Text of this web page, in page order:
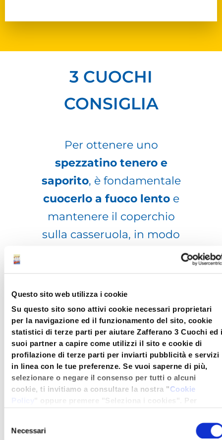
Questo sito web utilizza i cookie
Su questo sito sono attivi cookie necessari proprietari
per la navigazione ed il funzionamento del sito, cookie
statistici di terze parti per aiutare Zafferano 3 Cuochi ed
suoi partner a capire come utilizzi il sito e cookie di
profilazione di terze parti per inviarti pubblicità e servizi
in linea con le tue preferenze. Se vuoi saperne di più,
selezionare o negare il consenso per tutti o alcuni
cookie, ti invitiamo a consultare la nostra "Cookie
" oppure premere "Seleziona i cookies". Per
delNecessari
3 CUOCHI
CONSIGLIA
Per ottenere uno
spezzatino tenero e
saporito, è fondamentale
cuocerlo a fuoco lentoe
mantenere il coperchio
sulla casseruola, in modo
uniformemente e assorba
tutti i sapori del sugo.​
Se desiderate una versione
di mare, provate questo
cous cous mediterraneo,
dove sul letto dorato del